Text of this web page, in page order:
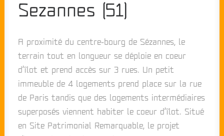
Sezannes (51)
A proximité du centre-bourg de Sézannes, le
terrain tout en longueur se déploie en coeur
d’îlot et prend accès sur 3 rues. Un petit
immeuble de 4 logements prend place sur la rue
de Paris tandis que des logements intermédiaires
superposés viennent habiter le coeur d’îlot. Situé
en Site Patrimonial Remarquable, le projet